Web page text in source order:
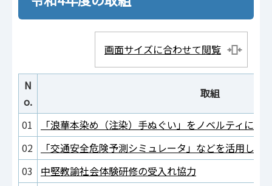
画面サイズに合わせて閲覧
N
o.
取組
01
「浪華本染め（注染）手ぬぐい」をノベルティに採
02
「交通安全危険予測シミュレータ」などを活用した
03
中堅教諭社会体験研修の受入れ協力